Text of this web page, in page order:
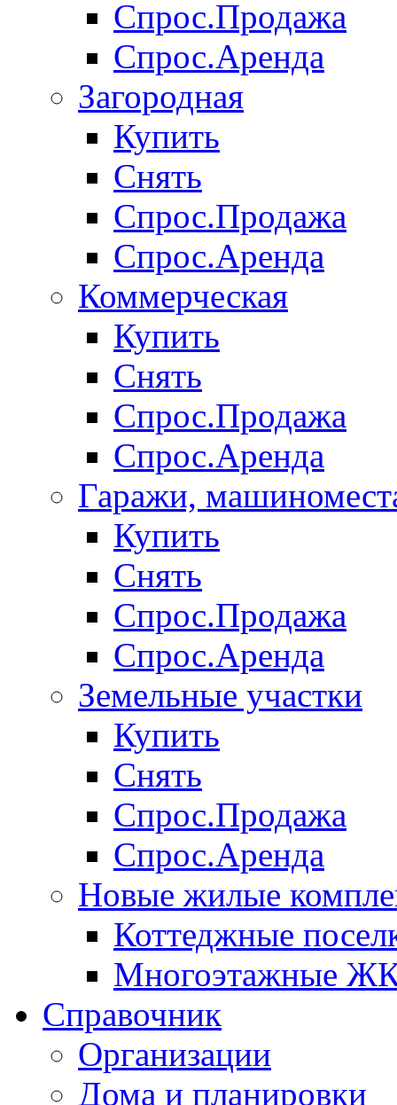
Спрос.Продажа
Спрос.Аренда
Загородная
Купить
Снять
Спрос.Продажа
Спрос.Аренда
Коммерческая
Купить
Снять
Спрос.Продажа
Спрос.Аренда
Гаражи,
Купить
Снять
Спрос.Продажа
Спрос.Аренда
Земельные участки
Купить
Снять
Спрос.Продажа
Спрос.Аренда
Новые жилые
Коттеджные
Многоэтажные
Справочник
Организации
Дома и планировки